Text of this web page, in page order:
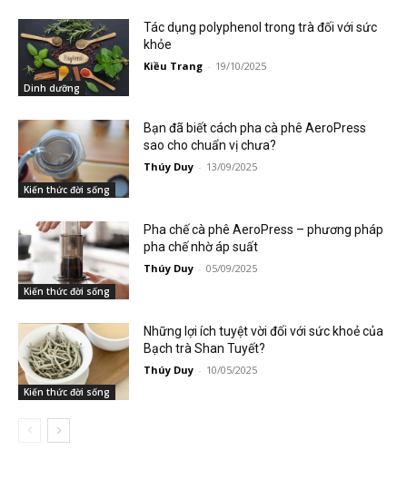
Dinh dưỡng
Tác dụng polyphenol trong trà đối với sức
khỏe
Kiều Trang - 19/10/2025
Kiến thức đời sống
Bạn đã biết cách pha cà phê AeroPress
sao cho chuẩn vị chưa?
Thúy Duy - 13/09/2025
Kiến thức đời sống
Pha chế cà phê AeroPress – phương pháp
pha chế nhờ áp suất
Thúy Duy - 05/09/2025
Kiến thức đời sống
Những lợi ích tuyệt vời đối với sức khoẻ của
Bạch trà Shan Tuyết?
Thúy Duy - 10/05/2025